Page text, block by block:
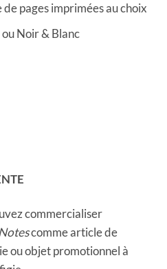
pages imprimées au choix
Noir & Blanc
commercialiser
comme article de
ou objet promotionnel à